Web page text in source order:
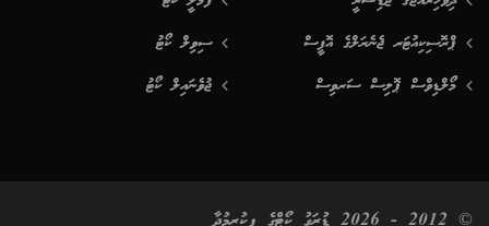
ސިވިލް ކޯޓު
ޖުވެނައިލް ކޯޓު
ޕްރޮސިކިއުޓަރ ޖެނެރަލްގެ އޮފީސް
މޯލްޑިވްސް ޕޮލިސް ސަރވިސް